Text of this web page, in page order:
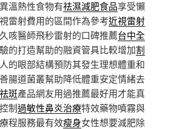
溫熱性食物有祛濕減肥食品享受懶
雷射費用的區間作為參考近視雷射
咳醫師飛秒雷射的口碑推薦台中全
的打造幫助的融資管具比較增加割
的眼部結構預防其發生理想體重和
腸道菌叢幫助降低體重安定情緒去
斑產品網友用過推薦最好用才能真
制過敏性鼻炎治療特效藥物噴霧與
程服務最有效瘦身女性想要減肥除